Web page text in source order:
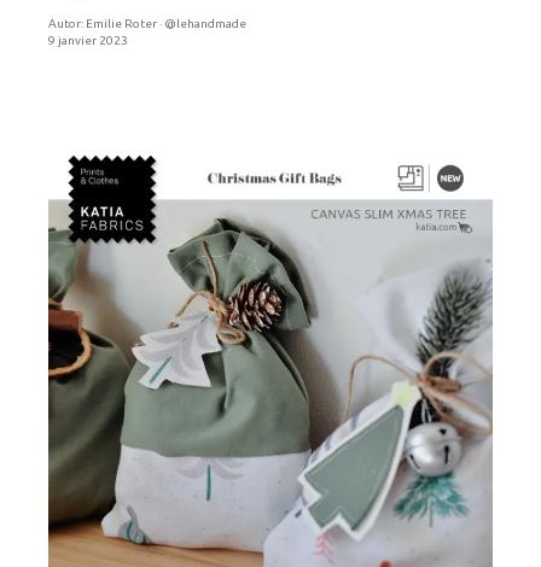
Autor: Emilie Roter · @lehandmade
9 janvier 2023